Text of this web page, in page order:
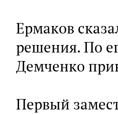
Ермаков
решения. По
Демченко
Первый